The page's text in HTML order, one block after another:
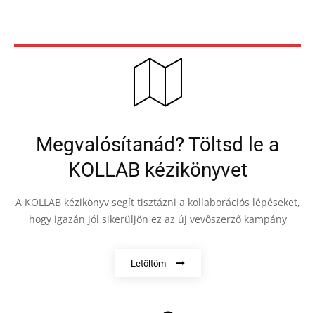
Megvalósítanád? Töltsd le a
KOLLAB kézikönyvet
A KOLLAB kézikönyv segít tisztázni a kollaborációs lépéseket,
hogy igazán jól sikerüljön ez az új vevőszerző kampány
Letöltöm